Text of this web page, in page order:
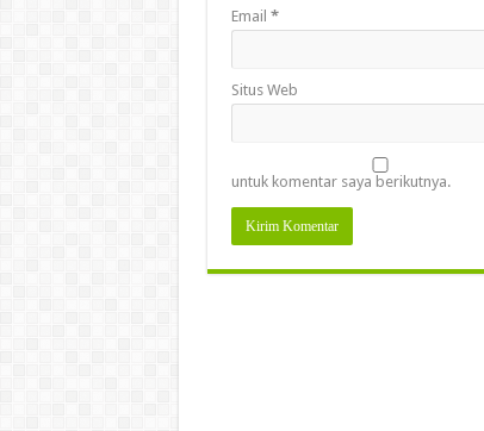
Email *
Situs Web
untuk komentar saya berikutnya.